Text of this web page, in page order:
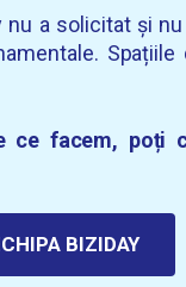
nu a solicitat și
ce facem, poți
BIZIDAY